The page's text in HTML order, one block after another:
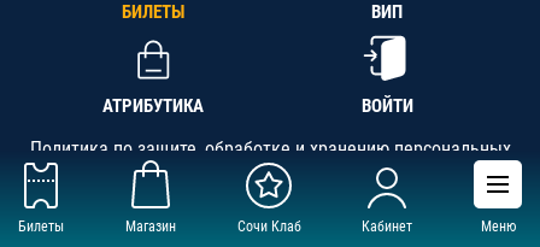
Билеты Магазин Сочи Клаб Кабинет Меню
БИЛЕТЫ ВИП
АТРИБУТИКА ВОЙТИ
Политика по защите, обработке и хранению персональных
данных
АНО «СК «Кубань-Регион», ОГРН 1142300002349,